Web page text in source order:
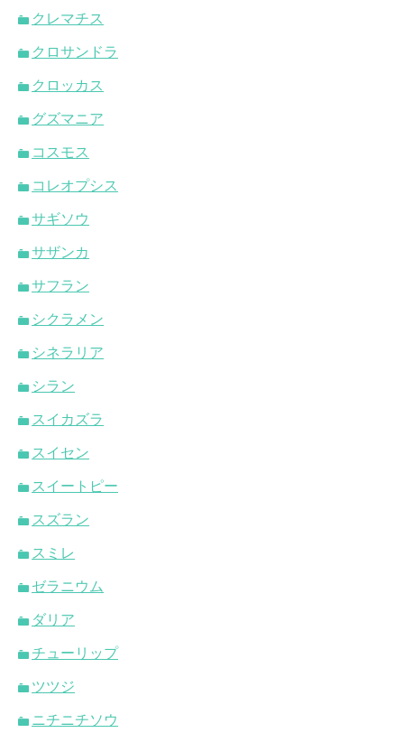
クレマチス
クロサンドラ
クロッカス
グズマニア
コスモス
コレオプシス
サギソウ
サザンカ
サフラン
シクラメン
シネラリア
シラン
スイカズラ
スイセン
スイートピー
スズラン
スミレ
ゼラニウム
ダリア
チューリップ
ツツジ
ニチニチソウ